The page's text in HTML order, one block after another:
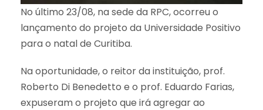
No último 23/08, na sede da RPC, ocorreu o
lançamento do projeto da Universidade Positivo
para o natal de Curitiba.
Na oportunidade, o reitor da instituição, prof.
Roberto Di Benedetto e o prof. Eduardo Farias,
expuseram o projeto que irá agregar ao